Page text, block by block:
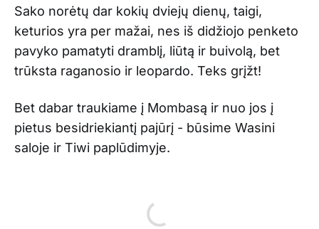
Sako norėtų dar kokių dviejų dienų, taigi,
keturios yra per mažai, nes iš didžiojo penketo
pavyko pamatyti dramblį, liūtą ir buivolą, bet
trūksta raganosio ir leopardo. Teks grįžt!
Bet dabar traukiame į Mombasą ir nuo jos į
pietus besidriekiantį pajūrį - būsime Wasini
saloje ir Tiwi paplūdimyje.